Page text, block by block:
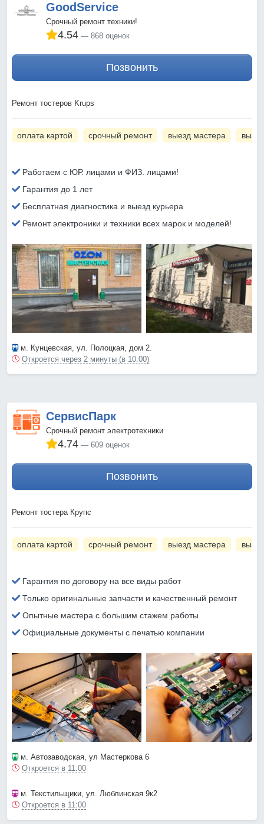
GoodService
Срочный ремонт техники!
4.54 868 оценок
Позвонить
Ремонт тостеров Krups
оплата картой срочный ремонт выезд мастера
Работаем с ЮР. лицами и ФИЗ. лицами!
Гарантия до 1 лет
Бесплатная диагностика и выезд курьера
Ремонт электроники и техники всех марок и моделей!
м. Кунцевская, ул. Полоцкая, дом 2.
Откроется через 2 минуты (в 10:00)
СервисПарк
Срочный ремонт электротехники
4.74 609 оценок
Позвонить
Ремонт тостера Крупс
оплата картой срочный ремонт выезд мастера
Гарантия по договору на все виды работ
Только оригинальные запчасти и качественный ремонт
Опытные мастера с большим стажем работы
Официальные документы с печатью компании
м. Автозаводская, ул Мастеркова 6
Откроется в 11:00
м. Текстильщики, ул. Люблинская 9к2
Откроется в 11:00